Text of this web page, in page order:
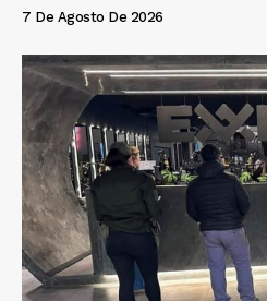
7 De Agosto De 2026